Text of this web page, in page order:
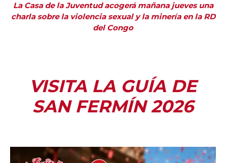
La Casa de la Juventud acogerá mañana jueves una
charla sobre la violencia sexual y la minería en la RD
del Congo
VISITA LA GUÍA DE
SAN FERMÍN 2026